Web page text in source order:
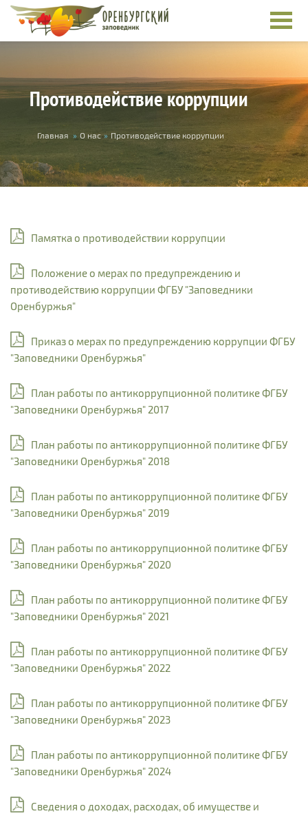
Перейти к основному содержанию
Противодействие коррупции
Вы здесь
Главная » О нас » Противодействие коррупции
Памятка о противодействии коррупции
Положение о мерах по предупреждению и
противодействию коррупции ФГБУ "Заповедники
Оренбуржья"
Приказ о мерах по предупреждению коррупции ФГБУ
"Заповедники Оренбуржья"
План работы по антикоррупционной политике ФГБУ
"Заповедники Оренбуржья" 2017
План работы по антикоррупционной политике ФГБУ
"Заповедники Оренбуржья" 2018
План работы по антикоррупционной политике ФГБУ
"Заповедники Оренбуржья" 2019
План работы по антикоррупционной политике ФГБУ
"Заповедники Оренбуржья" 2020
План работы по антикоррупционной политике ФГБУ
"Заповедники Оренбуржья" 2021
План работы по антикоррупционной политике ФГБУ
"Заповедники Оренбуржья" 2022
План работы по антикоррупционной политике ФГБУ
"Заповедники Оренбуржья" 2023
План работы по антикоррупционной политике ФГБУ
"Заповедники Оренбуржья" 2024
Сведения о доходах, расходах, об имуществе и